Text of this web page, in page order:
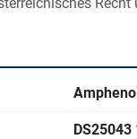
DS25043